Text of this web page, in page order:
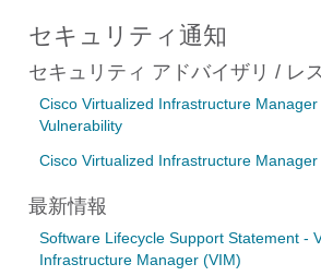
セキュリティ通知
セキュリティ アドバイザリ / レ
Cisco Virtualized Infrastructure
Vulnerability
Cisco Virtualized Infrastructure
最新情報
Software Lifecycle Support Statement -
Infrastructure Manager (VIM)